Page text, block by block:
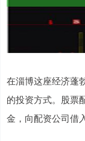
在淄博这座经济蓬
的投资方式。股票
金，向配资公司借